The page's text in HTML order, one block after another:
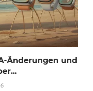
Änderungen und